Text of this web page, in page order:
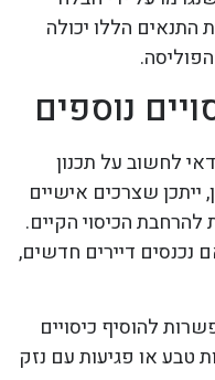
הללו יכולה
נוספים
לחשוב על תכנון
ייתכן שצרכים אישיים
הכיסוי הקיים.
נכנסים דיירים חדשים,
להוסיף כיסויים
טבע או פגיעות עם נזק